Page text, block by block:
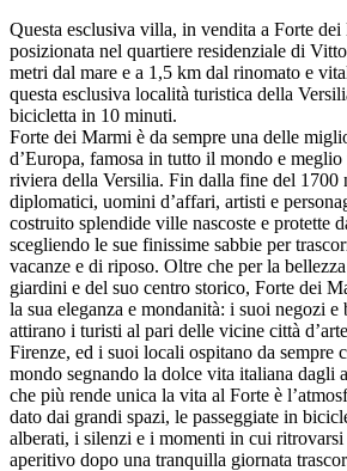
Questa esclusiva villa, in vendita a Forte
posizionata nel quartiere residenziale di
metri dal mare e a 1,5 km dal rinomato e
questa esclusiva località turistica della
bicicletta in 10 minuti.
Forte dei Marmi è da sempre una delle
d’Europa, famosa in tutto il mondo e
riviera della Versilia. Fin dalla fine del 1700
diplomatici, uomini d’affari, artisti e
costruito splendide ville nascoste e protette
scegliendo le sue finissime sabbie per
vacanze e di riposo. Oltre che per la
giardini e del suo centro storico, Forte dei
la sua eleganza e mondanità: i suoi negozi e
attirano i turisti al pari delle vicine città
Firenze, ed i suoi locali ospitano da sempre
mondo segnando la dolce vita italiana dagli
che più rende unica la vita al Forte è
dato dai grandi spazi, le passeggiate in
alberati, i silenzi e i momenti in cui ritrovarsi
aperitivo dopo una tranquilla giornata